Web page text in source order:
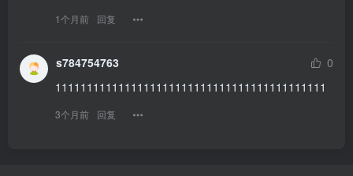
1个月前 回复
s784754763
0
1111111111111111111111111111111111111111111
3个月前 回复